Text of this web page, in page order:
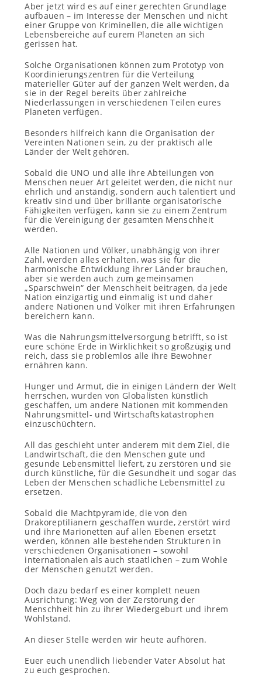
Aber jetzt wird es auf einer gerechten Grundlage
aufbauen – im Interesse der Menschen und nicht
einer Gruppe von Kriminellen, die alle wichtigen
Lebensbereiche auf eurem Planeten an sich
gerissen hat.
Solche Organisationen können zum Prototyp von
Koordinierungszentren für die Verteilung
materieller Güter auf der ganzen Welt werden, da
sie in der Regel bereits über zahlreiche
Niederlassungen in verschiedenen Teilen eures
Planeten verfügen.
Besonders hilfreich kann die Organisation der
Vereinten Nationen sein, zu der praktisch alle
Länder der Welt gehören.
Sobald die UNO und alle ihre Abteilungen von
Menschen neuer Art geleitet werden, die nicht nur
ehrlich und anständig, sondern auch talentiert und
kreativ sind und über brillante organisatorische
Fähigkeiten verfügen, kann sie zu einem Zentrum
für die Vereinigung der gesamten Menschheit
werden.
Alle Nationen und Völker, unabhängig von ihrer
Zahl, werden alles erhalten, was sie für die
harmonische Entwicklung ihrer Länder brauchen,
aber sie werden auch zum gemeinsamen
„Sparschwein“ der Menschheit beitragen, da jede
Nation einzigartig und einmalig ist und daher
andere Nationen und Völker mit ihren Erfahrungen
bereichern kann.
Was die Nahrungsmittelversorgung betrifft, so ist
eure schöne Erde in Wirklichkeit so großzügig und
reich, dass sie problemlos alle ihre Bewohner
ernähren kann.
Hunger und Armut, die in einigen Ländern der Welt
herrschen, wurden von Globalisten künstlich
geschaffen, um andere Nationen mit kommenden
Nahrungsmittel- und Wirtschaftskatastrophen
einzuschüchtern.
All das geschieht unter anderem mit dem Ziel, die
Landwirtschaft, die den Menschen gute und
gesunde Lebensmittel liefert, zu zerstören und sie
durch künstliche, für die Gesundheit und sogar das
Leben der Menschen schädliche Lebensmittel zu
ersetzen.
Sobald die Machtpyramide, die von den
Drakoreptilianern geschaffen wurde, zerstört wird
und ihre Marionetten auf allen Ebenen ersetzt
werden, können alle bestehenden Strukturen in
verschiedenen Organisationen – sowohl
internationalen als auch staatlichen – zum Wohle
der Menschen genutzt werden.
Doch dazu bedarf es einer komplett neuen
Ausrichtung: Weg von der Zerstörung der
Menschheit hin zu ihrer Wiedergeburt und ihrem
Wohlstand.
An dieser Stelle werden wir heute aufhören.
Euer euch unendlich liebender Vater Absolut hat
zu euch gesprochen.